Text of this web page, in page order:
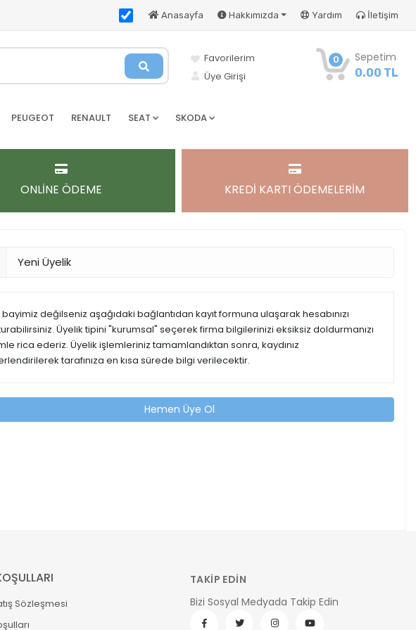
Anasayfa Hakkımızda Yardım İletişim
0 Sepetim
0.00 TL
Favorilerim
Üye Girişi
PEUGEOT RENAULT SEAT SKODA
ONLİNE ÖDEME KREDİ KARTI ÖDEMELERİM
Yeni Üyelik
değilseniz aşağıdaki bağlantıdan kayıt formuna ulaşarak hesabınızı
Üyelik tipini "kurumsal" seçerek firma bilgilerinizi eksiksiz doldurmanızı
rica ederiz. Üyelik işlemleriniz tamamlandıktan sonra, kaydınız
tarafınıza en kısa sürede bilgi verilecektir.
Hemen Üye Ol
Sözleşmesi
TAKİP EDİN
Bizi Sosyal Medyada Takip Edin